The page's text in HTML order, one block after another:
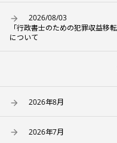
2026/08/03
「行政書士のための犯罪収益移
について
2026年8月
2026年7月